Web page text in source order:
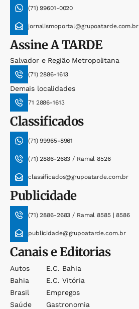
(71) 99601-0020
jornalismoportal@grupoatarde.com.br
AssineA TARDE
Salvador e Região Metropolitana
(71) 2886-1613
Demais localidades
71 2886-1613
Classificados
(71) 99965-8961
(71) 2886-2683 / Ramal 8526
classificados@grupoatarde.com.br
Publicidade
(71) 2886-2683 / Ramal 8585 | 8586
publicidade@grupoatarde.com.br
Canais e Editorias
Autos
Bahia
Brasil
Saúde
E.c. Bahia
E.c. Vitória
Empregos
Gastronomia